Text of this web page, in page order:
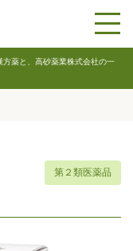
方薬と、高砂薬業株式会社の一
第２類医薬品